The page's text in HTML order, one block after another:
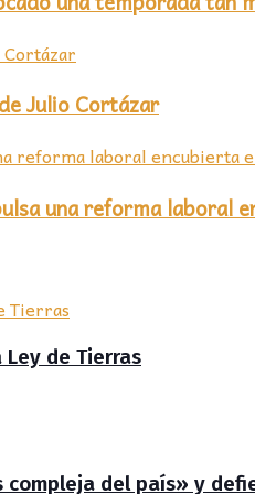
Julio Cortázar
una reforma laboral
Ley de Tierras
compleja del país» y